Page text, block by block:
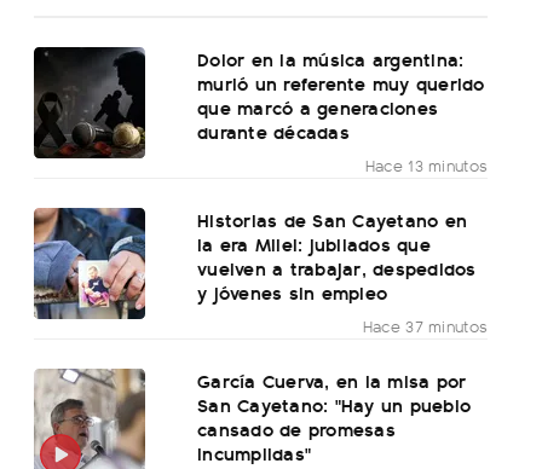
Dolor en la música argentina:
murió un referente muy querido
que marcó a generaciones
durante décadas
Hace 13 minutos
Historias de San Cayetano en
la era Milei: jubilados que
vuelven a trabajar, despedidos
y jóvenes sin empleo
Hace 37 minutos
García Cuerva, en la misa por
San Cayetano: "Hay un pueblo
cansado de promesas
incumplidas"